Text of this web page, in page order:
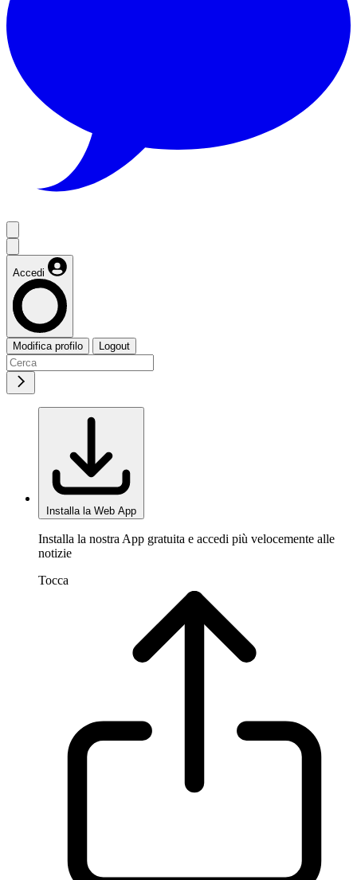
Accedi
Modifica profilo Logout
Installa la Web App
Installa la nostra App gratuita e accedi più velocemente alle
notizie
Tocca